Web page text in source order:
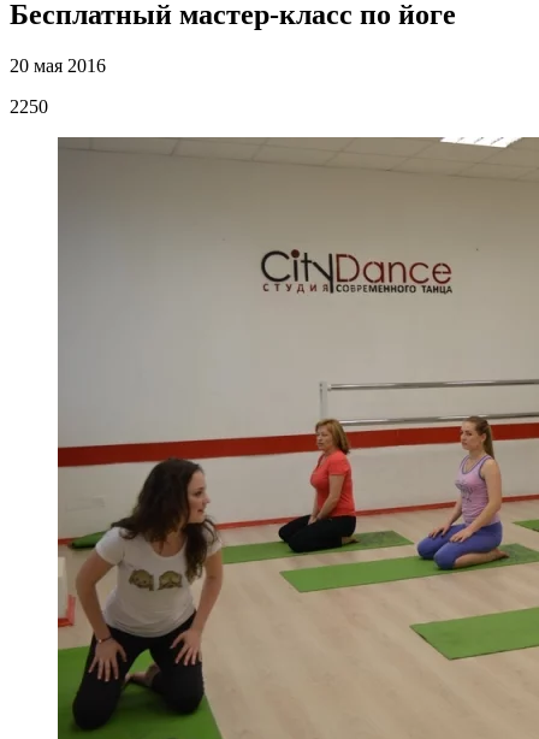
Бесплатный мастер-класс по йоге
20 мая 2016
2250